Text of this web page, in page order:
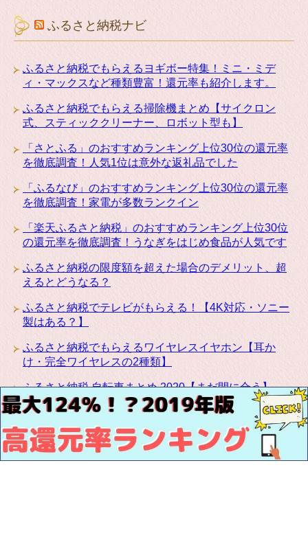
ふるさと納税ナビ
ふるさと納税でもらえるヨギボー特集！ミニ・ミデ
ィ・マックスなど種類豊富！還元率も紹介します。
ふるさと納税でもらえる掃除機まとめ【サイクロン
式、スティッククリーナー、ロボット型も】
「さとふる」のおすすめランキング上位30位の還元率
を徹底調査！人気1位は意外な返礼品でした
「ふるなび」のおすすめランキング上位30位の還元率
を徹底調査！家電が多数ランクイン
「楽天ふるさと納税」のおすすめランキング上位30位
の還元率を徹底調査！うなぎをはじめ食品が人気です
ふるさと納税の限度額を超えた場合のデメリット、超
えるとどうなる？
ふるさと納税でテレビがもらえる！【4K対応・ソニー
製はある？】
ふるさと納税でもらえるワイヤレスイヤホン【耳か
け・完全ワイヤレスの2種類】
ふるさと納税 自転車まとめ 2020【まだ間に合う】
ふるさと納税にカリモクの高級家具が登場！椅子・テ
ーブル・ベッドなど種類豊富です